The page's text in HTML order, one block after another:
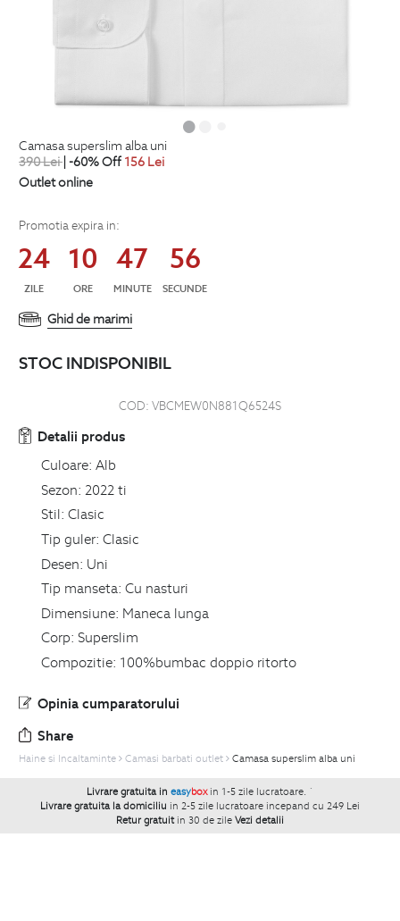
camasa superslim alba uni
390Lei| -60% Off 156 Lei
Outlet online
Promotia expira in:
24
ZILE
10
ORE
47
MINUTE
55
SECUNDE
Ghid de marimi
STOC INDISPONIBIL
COD: VBCMEW0N881Q6524S
Detalii produs
Culoare: Alb
Sezon: 2022 ti
Stil: Clasic
Tip guler: Clasic
Desen: Uni
Tip manseta: Cu nasturi
Dimensiune: Maneca lunga
Corp: Superslim
Compozitie: 100%bumbac doppio ritorto
Opinia cumparatorului
Share
Haine si Incaltaminte Camasi barbati outlet Camasa superslim alba uni
Livrare gratuita in easybox in 1-5 zile lucratoare. `
Livrare gratuita la domiciliu in 2-5 zile lucratoare incepand cu 249 Lei
Retur gratuit in 30 de zile Vezi detalii